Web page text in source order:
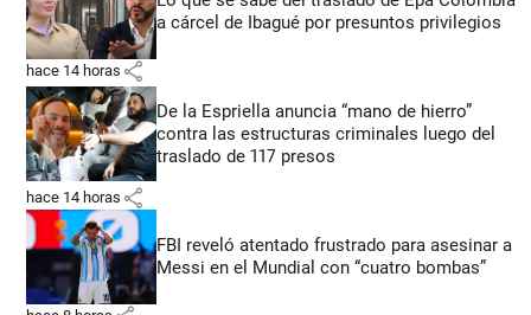
a cárcel de Ibagué por presuntos privilegios
hace 14 horas share
De la Espriella anuncia “mano de hierro”
contra las estructuras criminales luego del
traslado de 117 presos
hace 14 horas share
FBI reveló atentado frustrado para asesinar a
Messi en el Mundial con “cuatro bombas”